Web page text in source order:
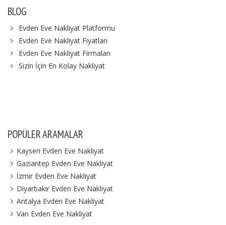
BLOG
Evden Eve Nakliyat Platformu
Evden Eve Nakliyat Fiyatları
Evden Eve Nakliyat Firmaları
Sizin İçin En Kolay Nakliyat
POPÜLER ARAMALAR
Kayseri Evden Eve Nakliyat
Gaziantep Evden Eve Nakliyat
İzmir Evden Eve Nakliyat
Diyarbakır Evden Eve Nakliyat
Antalya Evden Eve Nakliyat
Van Evden Eve Nakliyat